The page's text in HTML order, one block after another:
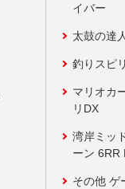
イバー
太鼓の達人
釣りスピ
マリオカ
リDX
湾岸ミッ
ーン 6RR
その他 ゲ